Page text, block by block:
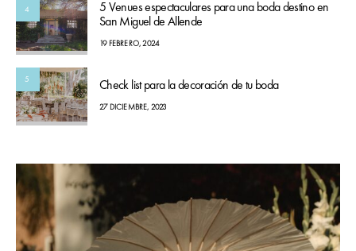
4
5 Venues espectaculares para una boda destino en
San Miguel de Allende
19 FEBRERO, 2024
5 Check list para la decoración de tu boda
27 DICIEMBRE, 2023